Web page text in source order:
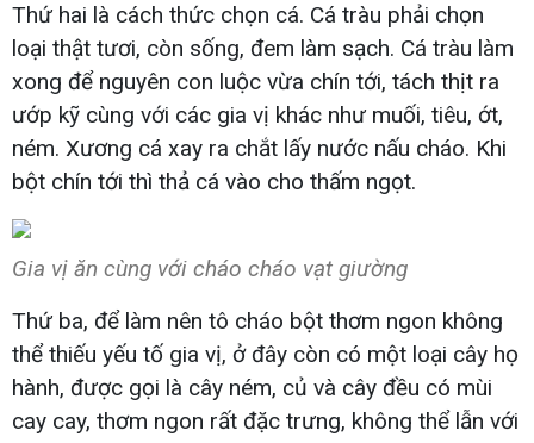
Thứ hai là cách thức chọn cá. Cá tràu phải chọn
loại thật tươi, còn sống, đem làm sạch. Cá tràu làm
xong để nguyên con luộc vừa chín tới, tách thịt ra
ướp kỹ cùng với các gia vị khác như muối, tiêu, ớt,
ném. Xương cá xay ra chắt lấy nước nấu cháo. Khi
bột chín tới thì thả cá vào cho thấm ngọt.
Gia vị ăn cùng với cháo cháo vạt giường
Thứ ba, để làm nên tô cháo bột thơm ngon không
thể thiếu yếu tố gia vị, ở đây còn có một loại cây họ
hành, được gọi là cây ném, củ và cây đều có mùi
cay cay, thơm ngon rất đặc trưng, không thể lẫn với